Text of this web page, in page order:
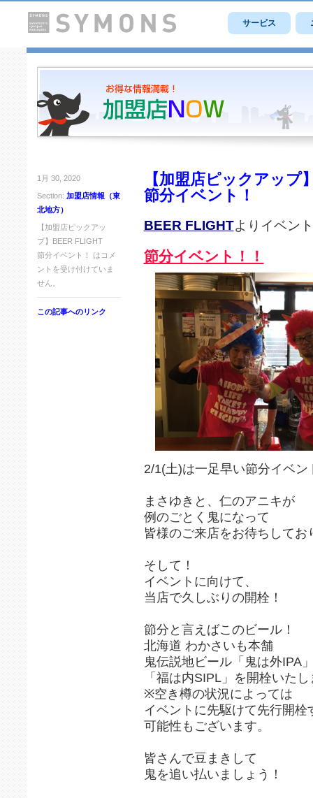
サービス
1月 30, 2020
Section: 加盟店情報（東
北地方）
【加盟店ピックアッ
プ】BEER FLIGHT
節分イベント！ は コメ
ントを受け付けていま
せん。
この記事へのリンク
【加盟店ピックアップ
節分イベント！
BEER FLIGHTよりイベン
節分イベント！！
2/1(土)は一足早い節分イベン
まさゆきと、仁のアニキが
例のごとく鬼になって
皆様のご来店をお待ちしてお
そして！
イベントに向けて、
当店で久しぶりの開栓！
節分と言えばこのビール！
北海道 わかさいも本舗
鬼伝説地ビール「鬼は外IPA
「福は内SIPL」を開栓いた
※空き樽の状況によっては
イベントに先駆けて先行開栓
可能性もございます。
皆さんで豆まきして
鬼を追い払いましょう！